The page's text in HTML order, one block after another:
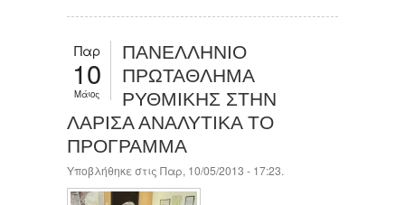
Παρ
10
Μάιος
ΠΑΝΕΛΛΗΝΙΟ
ΠΡΩΤΑΘΛΗΜΑ
ΡΥΘΜΙΚΗΣ ΣΤΗΝ
ΛΑΡΙΣΑ ΑΝΑΛΥΤΙΚΑ ΤΟ
ΠΡΟΓΡΑΜΜΑ
Υποβλήθηκε στις Παρ, 10/05/2013 - 17:23.